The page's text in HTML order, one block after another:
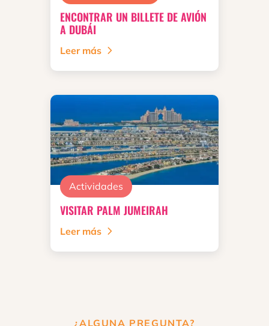
ENCONTRAR UN BILLETE DE AVIÓN
A DUBÁI
Leer más
Actividades
VISITAR PALM JUMEIRAH
Leer más
¿ALGUNA PREGUNTA?